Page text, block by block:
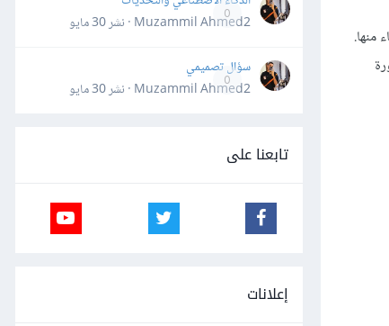
منها.
0
Muzammil Ahmed2 · نشر
30 مايو
0
سؤال تصميمي
Muzammil Ahmed2 · نشر
30 مايو
تابعنا على
إعلانات